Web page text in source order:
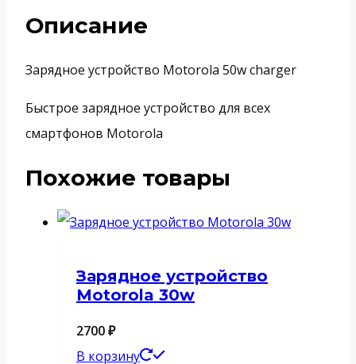
Описание
Зарядное устройство Motorola 50w charger
Быстрое зарядное устройство для всех
смартфонов Motorola
Похожие товары
Зарядное устройство
Motorola 30w
2700₽
В корзину